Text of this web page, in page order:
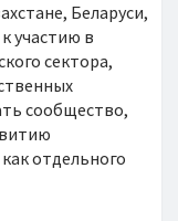
Беларуси,
участию в
сектора,
сообщество,
отдельного